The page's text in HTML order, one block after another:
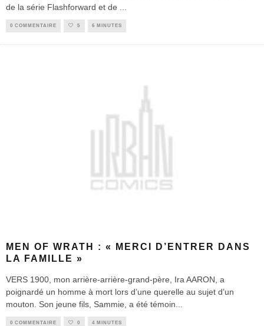
de la série Flashforward et de
0 COMMENTAIRE 5 6 MINUTES
MEN OF WRATH : « MERCI D’ENTRER DANS
LA FAMILLE »
VERS 1900, mon arrière-arrière-grand-père, Ira AARON, a
poignardé un homme à mort lors d’une querelle au sujet d’un
mouton. Son jeune fils, Sammie, a été témoin
0 COMMENTAIRE 0 4 MINUTES